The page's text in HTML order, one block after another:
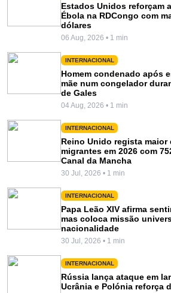
Estados Unidos reforçam
Ébola na RDCongo com
dólares
06 Aug, 2026 • 1 min
INTERNACIONAL
Homem condenado após
mãe num congelador
de Gales
04 Aug, 2026 • 1 min
INTERNACIONAL
Reino Unido regista maior
migrantes em 2026 com
Canal da Mancha
30 Jul, 2026 • 1 min
INTERNACIONAL
Papa Leão XIV afirma
mas coloca missão
nacionalidade
30 Jul, 2026 • 1 min
INTERNACIONAL
Rússia lança ataque em
Ucrânia e Polónia reforça